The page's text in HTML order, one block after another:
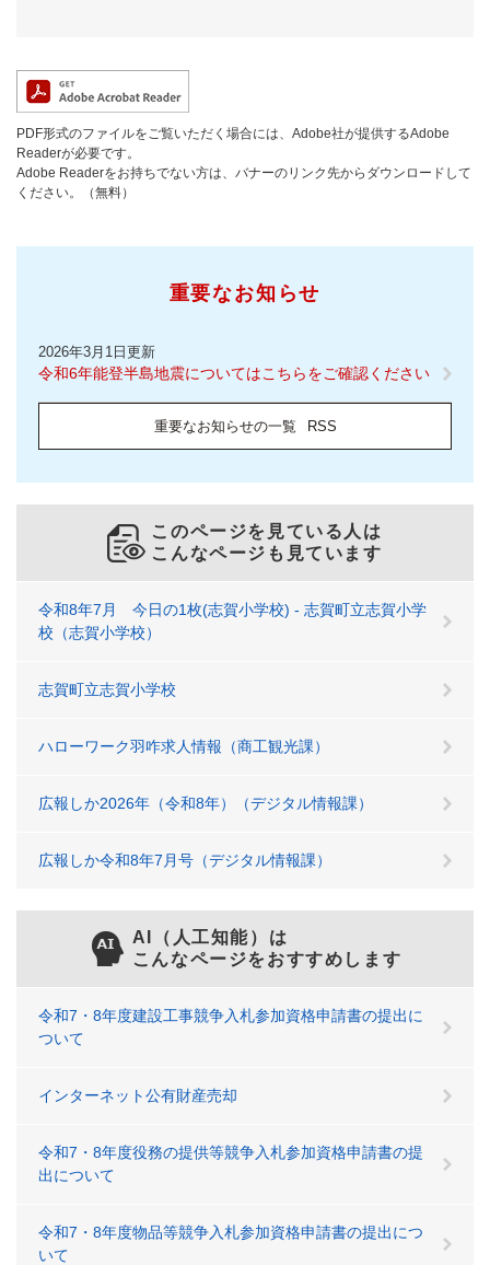
PDF形式のファイルをご覧いただく場合には、Adobe社が提供するAdobe
Readerが必要です。
Adobe Readerをお持ちでない方は、バナーのリンク先からダウンロードして
ください。（無料）
重要なお知らせ
2026年3月1日更新
令和6年能登半島地震についてはこちらをご確認ください
重要なお知らせの一覧 RSS
このページを見ている人は
こんなページも見ています
令和8年7月 今日の1枚(志賀小学校) - 志賀町立志賀小学
校（志賀小学校）
志賀町立志賀小学校
ハローワーク羽咋求人情報（商工観光課）
広報しか2026年（令和8年）（デジタル情報課）
広報しか令和8年7月号（デジタル情報課）
AI（人工知能）は
こんなページをおすすめします
令和7・8年度建設工事競争入札参加資格申請書の提出に
ついて
インターネット公有財産売却
令和7・8年度役務の提供等競争入札参加資格申請書の提
出について
令和7・8年度物品等競争入札参加資格申請書の提出につ
いて